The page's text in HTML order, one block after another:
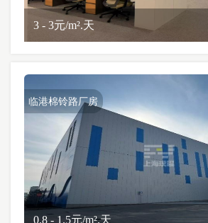
3 - 3元/m².天
临港棉铃路厂房
0.8 - 1.5元/m².天